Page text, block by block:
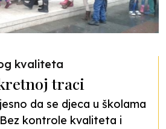
kvaliteta
traci
da se djeca u školama
kontrole kvaliteta i